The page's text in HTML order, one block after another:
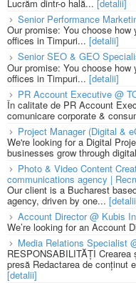
Lucrăm dintr-o hală... [detalii]
Senior Performance
Our promise: You choose
offices in Timpuri... [detalii]
Senior SEO & GEO
Our promise: You choose
offices in Timpuri... [detalii]
PR Account Executive @
În calitate de PR Account
comunicare corporate &
Project Manager (Digital &
We're looking for a Digital
businesses grow through
Photo & Video Content
communications agency |
Our client is a Bucharest
agency, driven by one...
Account Director @ Kubis
We’re looking for an Account
Media Relations Specialist
RESPONSABILITĂȚI
presă Redactarea de conținut
[detalii]